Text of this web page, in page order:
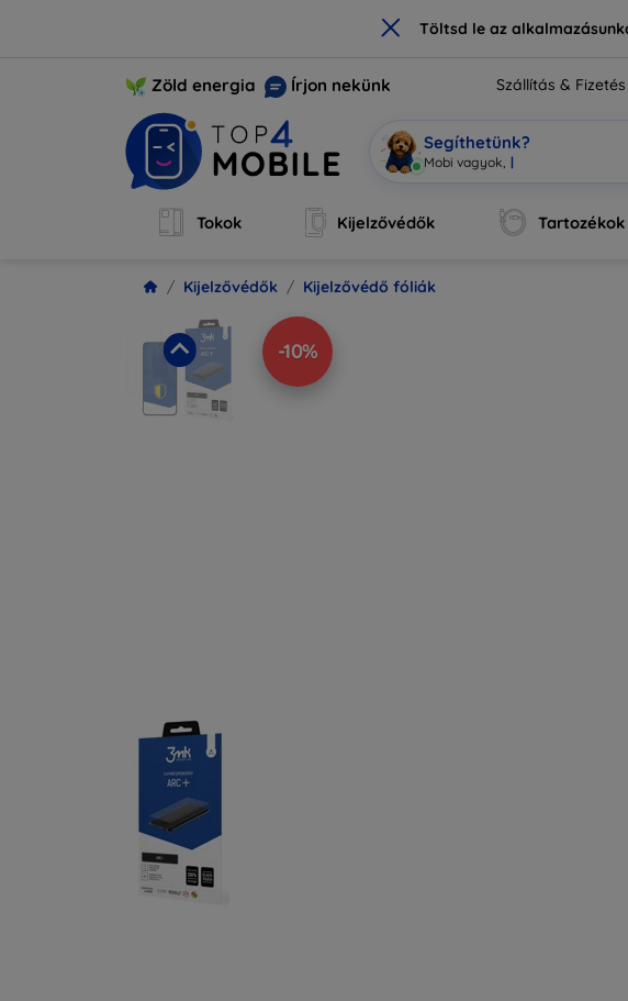
× Töltsd le az
Zöld energia Írjon nekünk Szállítás & Fizetés
Segíthetünk?
Mobi vagyok, a te MI-segítőd
Tokok Kijelzővédők Tartozékok
Kijelzővédők Kijelzővédő fóliák
-10%